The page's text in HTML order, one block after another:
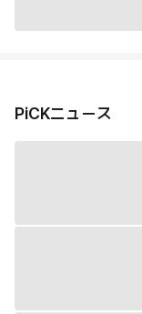
PiCKニュース